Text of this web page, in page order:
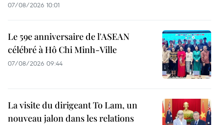
07/08/2026 10:01
Le 59e anniversaire de l'ASEAN
célébré à Hô Chi Minh-Ville
07/08/2026 09:44
La visite du dirigeant To Lam, un
nouveau jalon dans les relations